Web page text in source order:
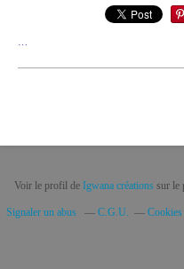
Voir le profil de Igwana créationssur le
Signaler un abus C.G.U. Cookies